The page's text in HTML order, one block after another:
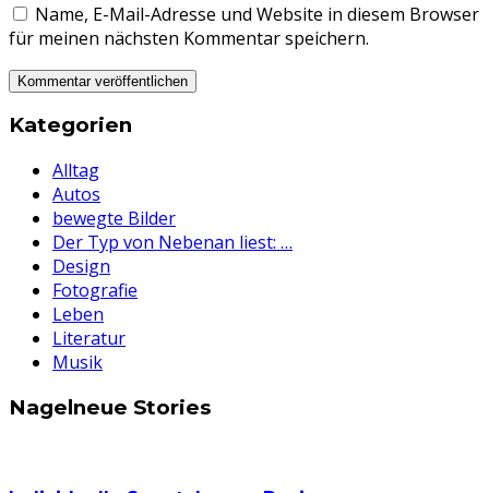
Name, E-Mail-Adresse und Website in diesem Browser
für meinen nächsten Kommentar speichern.
Kategorien
Alltag
Autos
bewegte Bilder
Der Typ von Nebenan liest: …
Design
Fotografie
Leben
Literatur
Musik
Nagelneue Stories